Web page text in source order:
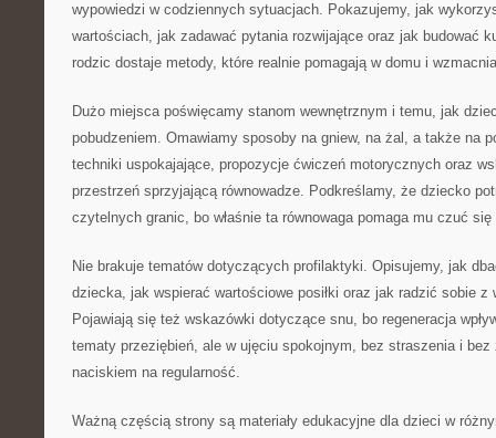
wypowiedzi w codziennych sytuacjach. Pokazujemy, jak
wartościach, jak zadawać pytania rozwijające oraz jak budować
rodzic dostaje metody, które realnie pomagają w domu i
Dużo miejsca poświęcamy stanom wewnętrznym i temu, jak
pobudzeniem. Omawiamy sposoby na gniew, na żal, a także na
techniki uspokajające, propozycje ćwiczeń motorycznych oraz
przestrzeń sprzyjającą równowadze. Podkreślamy, że dziecko
czytelnych granic, bo właśnie ta równowaga pomaga mu czuć się
Nie brakuje tematów dotyczących profilaktyki. Opisujemy, jak
dziecka, jak wspierać wartościowe posiłki oraz jak radzić sobie z
Pojawiają się też wskazówki dotyczące snu, bo regeneracja
tematy przeziębień, ale w ujęciu spokojnym, bez straszenia i
naciskiem na regularność.
Ważną częścią strony są materiały edukacyjne dla dzieci w